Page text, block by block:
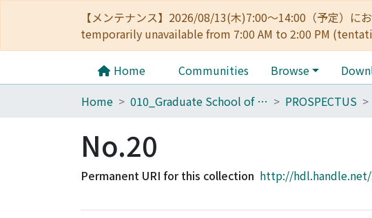
【メンテナンス】2026/08/13(木)7:00～14:00（予定）
temporarily unavailable from 7:00 AM to 2:00 PM
Home Communities Browse
Home
010_Graduate School of Letters PROSPECTUS
No.20
Permanent URI for this collection http://